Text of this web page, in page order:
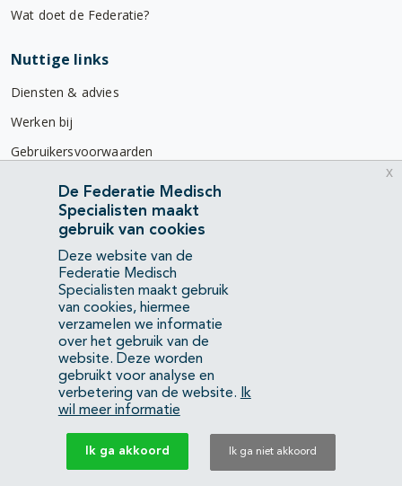
Wat doet de Federatie?
Nuttige links
Diensten & advies
Werken bij
Gebruikersvoorwaarden
Privacyverklaring
Contact
Mercatorlaan 1200
3528 BL Utrecht
(088) 505 34 34
info@richtlijnendatabase.nl
YouTubeLinkedIn
KvK Federatie Medisch Specialisten:40483480
Privacyverklaring
De Federatie Medisch
Specialisten maakt
gebruik van cookies
Deze website van de
Federatie Medisch
Specialisten maakt gebruik
van cookies, hiermee
verzamelen we informatie
over het gebruik van de
website. Deze worden
gebruikt voor analyse en
verbetering van de website.
Ik
wil meer informatie
Ik ga akkoord Ik ga niet akkoord
x